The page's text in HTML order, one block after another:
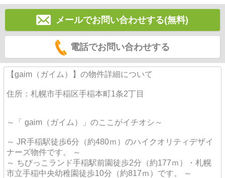
メールでお問い合わせする(無料)
電話でお問い合わせする
【gaim（ガイム）】の物件詳細について
住所：札幌市手稲区手稲本町1条2丁目
～「 gaim（ガイム）」のここがイチオシ～
～ JR手稲駅徒歩6分（約480ｍ）のハイクオリティデザイ
ナーズ物件です。 ～
～ ちびっこランド手稲駅前園徒歩2分（約177ｍ）・札幌
市立手稲中央幼稚園徒歩10分（約817ｍ）です。 ～